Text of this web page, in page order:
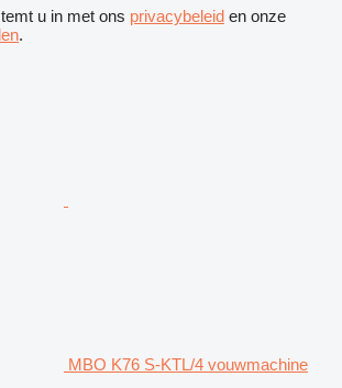
u in met ons privacybeleid en onze
.
MBO K76 S-KTL/4 vouwmachine